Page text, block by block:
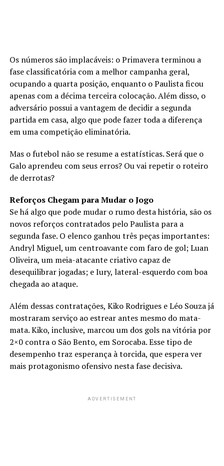
Os números são implacáveis: o Primavera terminou a
fase classificatória com a melhor campanha geral,
ocupando a quarta posição, enquanto o Paulista ficou
apenas com a décima terceira colocação. Além disso, o
adversário possui a vantagem de decidir a segunda
partida em casa, algo que pode fazer toda a diferença
em uma competição eliminatória.
Mas o futebol não se resume a estatísticas. Será que o
Galo aprendeu com seus erros? Ou vai repetir o roteiro
de derrotas?
Reforços Chegam para Mudar o Jogo
Se há algo que pode mudar o rumo desta história, são os
novos reforços contratados pelo Paulista para a
segunda fase. O elenco ganhou três peças importantes:
Andryl Miguel, um centroavante com faro de gol; Luan
Oliveira, um meia-atacante criativo capaz de
desequilibrar jogadas; e Iury, lateral-esquerdo com boa
chegada ao ataque.
Além dessas contratações, Kiko Rodrigues e Léo Souza já
mostraram serviço ao estrear antes mesmo do mata-
mata. Kiko, inclusive, marcou um dos gols na vitória por
2×0 contra o São Bento, em Sorocaba. Esse tipo de
desempenho traz esperança à torcida, que espera ver
mais protagonismo ofensivo nesta fase decisiva.
ADVERTISEMENT